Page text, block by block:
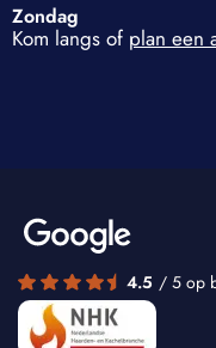
Zondag
Kom langs of plan een
4.5 / 5 op